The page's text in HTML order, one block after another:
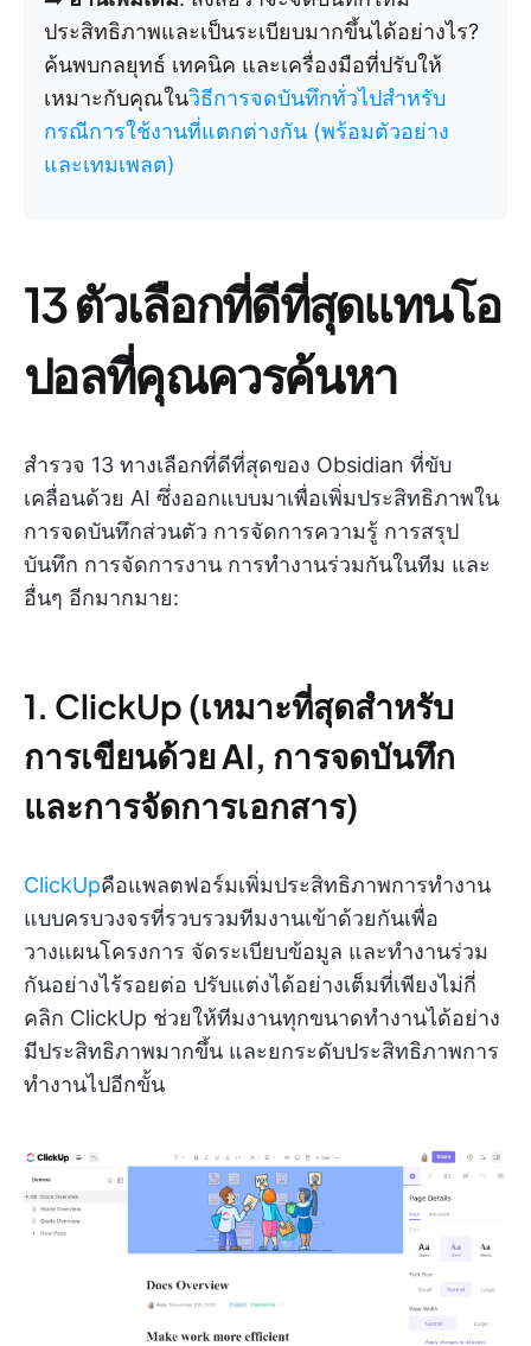
ประสิทธิภาพและเป็นระเบียบมากขึ้นได้อย่างไร?
ค้นพบกลยุทธ์ เทคนิค และเครื่องมือที่ปรับให้
เหมาะกับคุณในวิธีการจดบันทึกทั่วไปสำหรับ
กรณีการใช้งานที่แตกต่างกัน (พร้อมตัวอย่าง
และเทมเพลต)
13 ตัวเลือกที่ดีที่สุดแทนโอ
ปอลที่คุณควรค้นหา
สำรวจ 13 ทางเลือกที่ดีที่สุดของ Obsidian ที่ขับ
เคลื่อนด้วย AI ซึ่งออกแบบมาเพื่อเพิ่มประสิทธิภาพใน
การจดบันทึกส่วนตัว การจัดการความรู้ การสรุป
บันทึก การจัดการงาน การทำงานร่วมกันในทีม และ
อื่นๆ อีกมากมาย:
1. ClickUp (เหมาะที่สุดสำหรับ
การเขียนด้วย AI, การจดบันทึก
และการจัดการเอกสาร)
ClickUpคือแพลตฟอร์มเพิ่มประสิทธิภาพการทำงาน
แบบครบวงจรที่รวบรวมทีมงานเข้าด้วยกันเพื่อ
วางแผนโครงการ จัดระเบียบข้อมูล และทำงานร่วม
กันอย่างไร้รอยต่อ ปรับแต่งได้อย่างเต็มที่เพียงไม่กี่
คลิก ClickUp ช่วยให้ทีมงานทุกขนาดทำงานได้อย่าง
มีประสิทธิภาพมากขึ้น และยกระดับประสิทธิภาพการ
ทำงานไปอีกขั้น